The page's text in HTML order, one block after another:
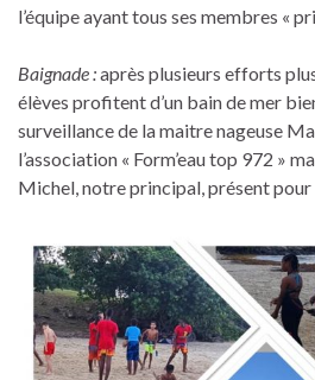
l’équipe ayant tous ses membres «
Baignade :après plusieurs efforts
élèves profitent d’un bain de mer
surveillance de la maitre nageuse
l’association « Form’eau top 972 »
Michel, notre principal, présent pour